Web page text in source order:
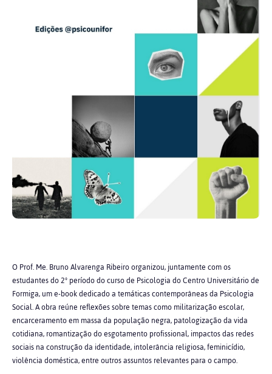
O Prof. Me. Bruno Alvarenga Ribeiro organizou, juntamente com os
estudantes do 2º período do curso de Psicologia do Centro Universitário de
Formiga, um e-book dedicado a temáticas contemporâneas da Psicologia
Social. A obra reúne reflexões sobre temas como militarização escolar,
encarceramento em massa da população negra, patologização da vida
cotidiana, romantização do esgotamento profissional, impactos das redes
sociais na construção da identidade, intolerância religiosa, feminicídio,
violência doméstica, entre outros assuntos relevantes para o campo.